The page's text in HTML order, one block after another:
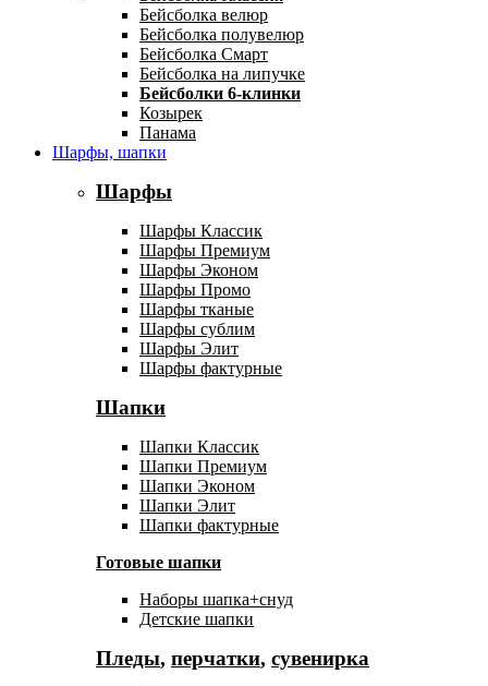
Бейсболка велюр
Бейсболка полувелюр
Бейсболка Смарт
Бейсболка на липучке
Бейсболки 6-клинки
Козырек
Панама
Шарфы, шапки
Шарфы
Шарфы Классик
Шарфы Премиум
Шарфы Эконом
Шарфы Промо
Шарфы тканые
Шарфы сублим
Шарфы Элит
Шарфы фактурные
Шапки
Шапки Классик
Шапки Премиум
Шапки Эконом
Шапки Элит
Шапки фактурные
Готовые шапки
Наборы шапка+снуд
Детские шапки
Пледы, перчатки, сувенирка